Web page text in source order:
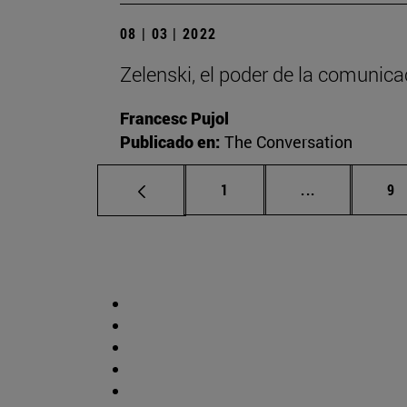
08 | 03 | 2022
Zelenski, el poder de la
Francesc Pujol
Publicado en: The Conversation
Página
1 ... Páginas 9